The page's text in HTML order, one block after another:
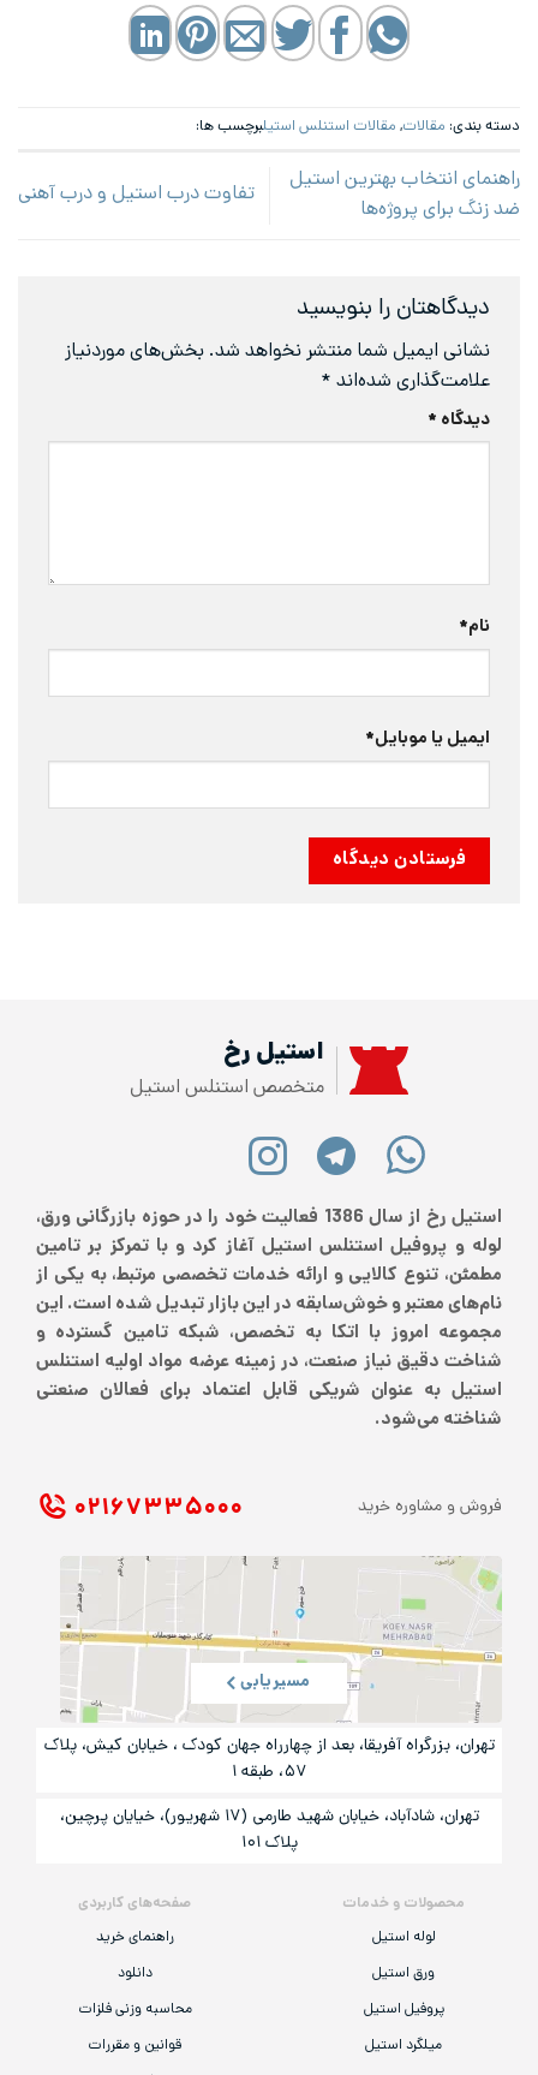
دسته بندی: مقالات, مقالات استنلس استیلبرچسب ها:
راهنمای انتخاب بهترین استیل
ضد زنگ برای پروژه‌ها
تفاوت درب استیل و درب آهنی
دیدگاهتان را بنویسید
نشانی ایمیل شما منتشر نخواهد شد. بخش‌های موردنیاز
علامت‌گذاری شده‌اند *
دیدگاه *
نام*
ایمیل یا موبایل*
استیل رخ
متخصص استنلس استیل
استیل رخ از سال 1386 فعالیت خود را در حوزه بازرگانی ورق،
لوله و پروفیل استنلس استیل آغاز کرد و با تمرکز بر تامین
مطمئن، تنوع کالایی و ارائه خدمات تخصصی مرتبط، به یکی از
نام‌های معتبر و خوش‌سابقه در این بازار تبدیل شده است. این
مجموعه امروز با اتکا به تخصص، شبکه تامین گسترده و
شناخت دقیق نیاز صنعت، در زمینه عرضه مواد اولیه استنلس
استیل به عنوان شریکی قابل اعتماد برای فعالان صنعتی
شناخته می‌شود.
محصولات و خدمات
لوله استیل
ورق استیل
پروفیل استیل
میلگرد استیل
صفحه‌های کاربردی
راهنمای خرید
دانلود
محاسبه وزنی فلزات
قوانین و مقررات
فروش و مشاوره خرید ۰۲۱ ۶۷۳۳۵۰۰۰
مسیریابی
تهران، بزرگراه آفریقا، بعد از چهارراه جهان کودک ، خیابان کیش، پلاک
۵۷، طبقه ۱
تهران، شادآباد، خیابان شهید طارمی (۱۷ شهریور)، خیایان پرچین،
پلاک ۱۰۱